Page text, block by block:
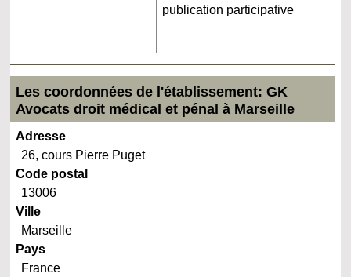
publication participative
Les coordonnées de l'établissement: GK
Avocats droit médical et pénal à Marseille
Adresse
26, cours Pierre Puget
Code postal
13006
Ville
Marseille
Pays
France